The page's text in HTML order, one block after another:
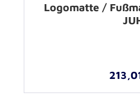
Logomatte /